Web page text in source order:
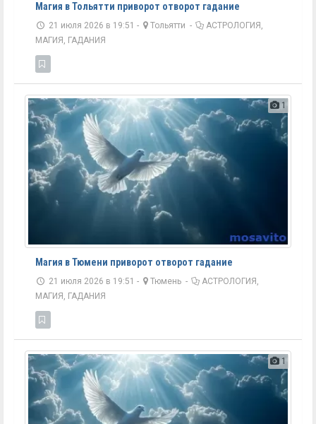
Магия в Тольятти приворот отворот гадание
21 июля 2026 в 19:51 - Тольятти -
АСТРОЛОГИЯ,
МАГИЯ, ГАДАНИЯ
1
Магия в Тюмени приворот отворот гадание
21 июля 2026 в 19:51 - Тюмень -
АСТРОЛОГИЯ,
МАГИЯ, ГАДАНИЯ
1